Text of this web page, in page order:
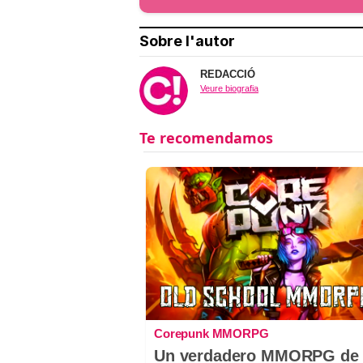
Sobre l'autor
REDACCIÓ
Veure biografia
Corepunk MMORPG
Un verdadero MMORPG de